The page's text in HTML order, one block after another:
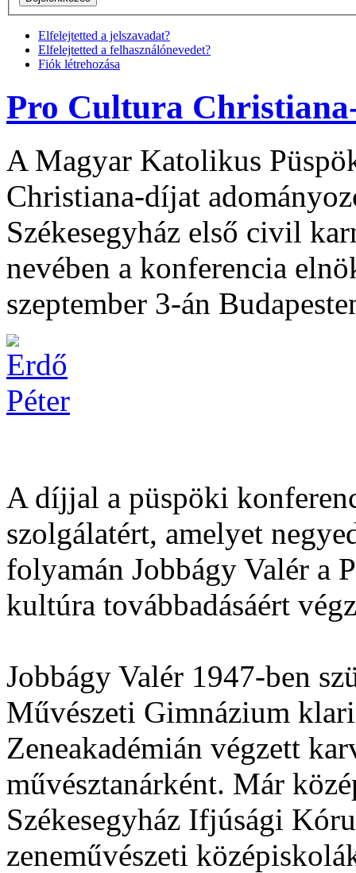
Elfelejtetted a jelszavadat?
Elfelejtetted a felhasználónevedet?
Fiók létrehozása
Pro Cultura
A Magyar Katolikus
Christiana-díjat
Székesegyház első civil
nevében a konferencia
szeptember 3-án
A díjjal a püspöki
szolgálatért, amelyet
folyamán Jobbágy Valér a
kultúra továbbadásáért
Jobbágy Valér 1947-ben
Művészeti Gimnázium
Zeneakadémián végzett
művésztanárként. Már
Székesegyház Ifjúsági
zeneművészeti